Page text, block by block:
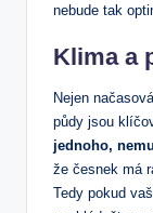
nebude tak
Klima​ a
Nejen
půdy jsou
jednoho,
že česnek má
Tedy pokud